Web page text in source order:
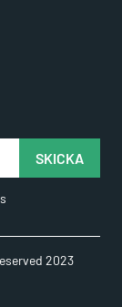
SKICKA
2023